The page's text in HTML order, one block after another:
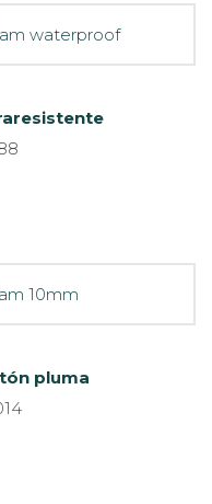
pluma